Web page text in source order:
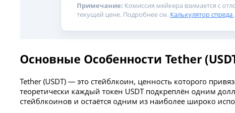
Примечание: Комиссия мейкера взимается с
текущей цене. Подробнее см. Калькулятор спреда .
Основные Особенности Tether
Tether (USDT) — это стейблкоин, ценность которого
теоретически каждый токен USDT подкреплён одним
стейблкоинов и остаётся одним из наиболее широко